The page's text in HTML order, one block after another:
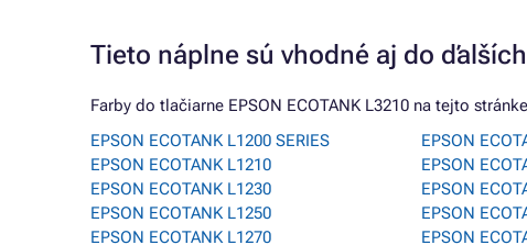
Tieto náplne sú vhodné aj do
Farby do tlačiarne EPSON ECOTANK L3210 na tejto
EPSON ECOTANK L1200 SERIES
EPSON ECOTANK L1210
EPSON ECOTANK L1230
EPSON ECOTANK L1250
EPSON ECOTANK L1270
EPSON
EPSON
EPSON
EPSON
EPSON